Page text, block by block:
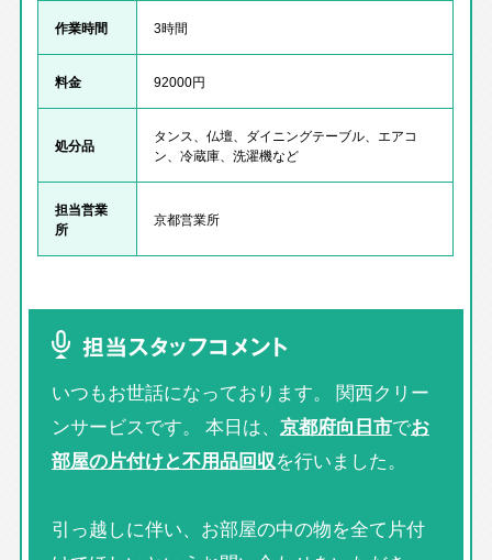
作業時間 3時間
料金 92000円
処分品
タンス、仏壇、ダイニングテーブル、エアコ
ン、冷蔵庫、洗濯機など
担当営業
所
京都営業所
担当スタッフコメント
いつもお世話になっております。 関西クリー
ンサービスです。 本日は、 京都府向日市でお
部屋の片付けと不用品回収を行いました。
引っ越しに伴い、お部屋の中の物を全て片付